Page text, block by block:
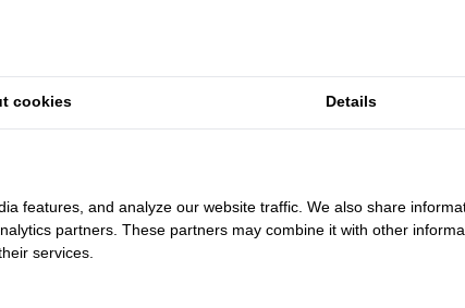
een rap tempo bergafwaarts. Overal losse haren; op
werkelijk overal vind ik ze. Mijn haren wassen is een
gegeven moment haal ik mijn hand door mijn haar en
van losse haren op mijn kussen. Het gaat niet meer,
zwaar hart stappen Jan en ik op zondagochtend in de
We drinken eerst wat, ik merk dat ik het moment
cookies Details
features, and analyze our website traffic. We also share
partners. These partners may combine it with other
services.